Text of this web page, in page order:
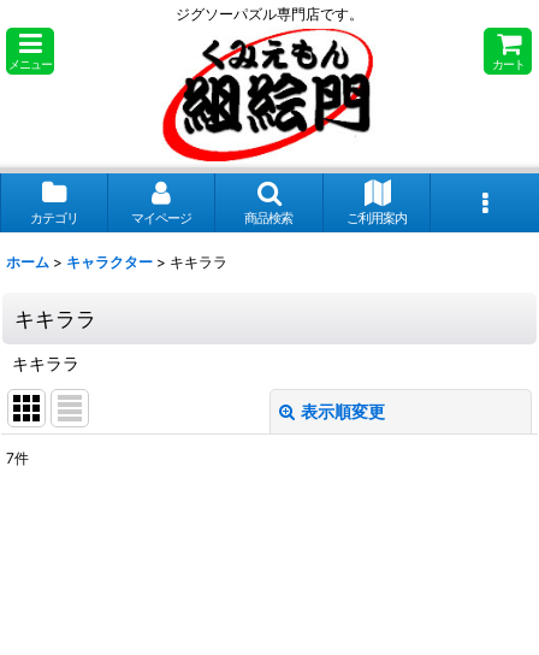
ジグソーパズル専門店です。
メニュー カート
カテゴリ マイページ 商品検索 ご利用案内
ホーム > キャラクター > キキララ
キキララ
キキララ
表示順変更
7件